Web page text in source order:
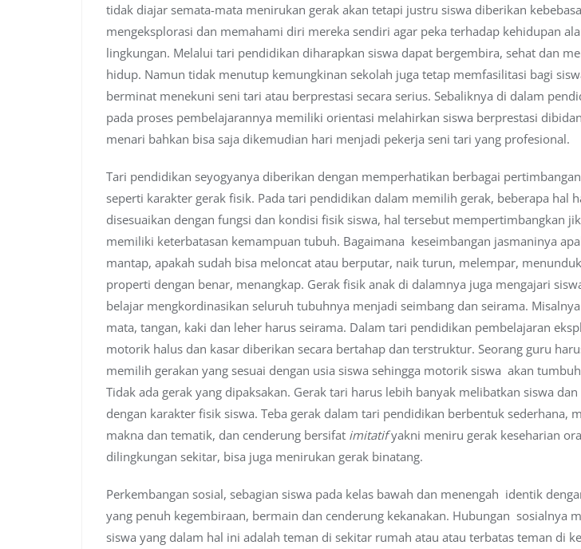
tidak diajar semata-mata menirukan gerak akan tetapi justru siswa diberikan
mengeksplorasi dan memahami diri mereka sendiri agar peka terhadap kehidupan
lingkungan. Melalui tari pendidikan diharapkan siswa dapat bergembira, sehat dan
hidup. Namun tidak menutup kemungkinan sekolah juga tetap memfasilitasi bagi
berminat menekuni seni tari atau berprestasi secara serius. Sebaliknya di dalam
pada proses pembelajarannya memiliki orientasi melahirkan siswa berprestasi
menari bahkan bisa saja dikemudian hari menjadi pekerja seni tari yang profesional.
Tari pendidikan seyogyanya diberikan dengan memperhatikan berbagai
seperti karakter gerak fisik. Pada tari pendidikan dalam memilih gerak, beberapa hal
disesuaikan dengan fungsi dan kondisi fisik siswa, hal tersebut mempertimbangkan
memiliki keterbatasan kemampuan tubuh. Bagaimana keseimbangan jasmaninya
mantap, apakah sudah bisa meloncat atau berputar, naik turun, melempar,
properti dengan benar, menangkap. Gerak fisik anak di dalamnya juga mengajari
belajar mengkordinasikan seluruh tubuhnya menjadi seimbang dan seirama.
mata, tangan, kaki dan leher harus seirama. Dalam tari pendidikan pembelajaran
motorik halus dan kasar diberikan secara bertahap dan terstruktur. Seorang guru
memilih gerakan yang sesuai dengan usia siswa sehingga motorik siswa akan
Tidak ada gerak yang dipaksakan. Gerak tari harus lebih banyak melibatkan siswa dan
dengan karakter fisik siswa. Teba gerak dalam tari pendidikan berbentuk sederhana,
makna dan tematik, dan cenderung bersifat imitatifyakni meniru gerak keseharian
dilingkungan sekitar, bisa juga menirukan gerak binatang.
Perkembangan sosial, sebagian siswa pada kelas bawah dan menengah identik
yang penuh kegembiraan, bermain dan cenderung kekanakan. Hubungan sosialnya
siswa yang dalam hal ini adalah teman di sekitar rumah atau atau terbatas teman di